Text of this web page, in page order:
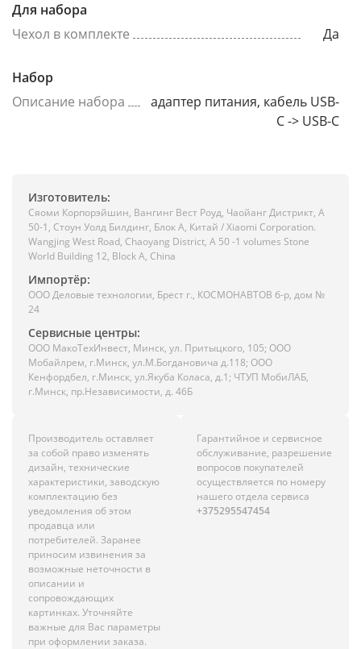
Для набора
Чехол в комплекте
Да
Набор
Описание набора
адаптер питания, кабель USB-
C -> USB-C
Изготовитель:
Сяоми Корпорэйшин, Вангинг Вест Роуд, Чаойанг Дистрикт, А
50-1, Стоун Уолд Билдинг, Блок А, Китай / Xiaomi Corporation.
Wangjing West Road, Chaoyang District, A 50 -1 volumes Stone
World Building 12, Block A, China
Импортёр:
ООО Деловые технологии, Брест г., КОСМОНАВТОВ б-р, дом №
24
Сервисные центры:
ООО МакоТехИнвест, Минск, ул. Притыцкого, 105; ООО
Мобайлрем, г.Минск, ул.М.Богдановича д.118; ООО
Кенфордбел, г.Минск, ул.Якуба Коласа, д.1; ЧТУП МобиЛАБ,
г.Минск, пр.Независимости, д. 46Б
Производитель оставляет
за собой право изменять
дизайн, технические
характеристики, заводскую
комплектацию без
уведомления об этом
продавца или
потребителей. Заранее
приносим извинения за
возможные неточности в
описании и
сопровождающих
картинках. Уточняйте
важные для Вас параметры
при оформлении заказа.
Гарантийное и сервисное
обслуживание, разрешение
вопросов покупателей
осуществляется по номеру
нашего отдела сервиса
+375295547454